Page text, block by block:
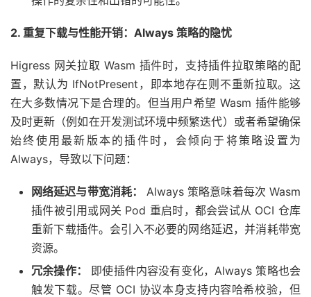
2. 重复下载与性能开销：Always 策略的隐忧
Higress 网关拉取 Wasm 插件时，支持插件拉取策略的配
置，默认为 IfNotPresent，即本地存在则不重新拉取。这
在大多数情况下是合理的。但当用户希望 Wasm 插件能够
及时更新（例如在开发测试环境中频繁迭代）或者希望确保
始终使用最新版本的插件时，会倾向于将策略设置为
Always，导致以下问题：
网络延迟与带宽消耗：
Always 策略意味着每次 Wasm
插件被引用或网关 Pod 重启时，都会尝试从 OCI 仓库
重新下载插件。会引入不必要的网络延迟，并消耗带宽
资源。
冗余操作：
即使插件内容没有变化，Always 策略也会
触发下载。尽管 OCI 协议本身支持内容哈希校验，但